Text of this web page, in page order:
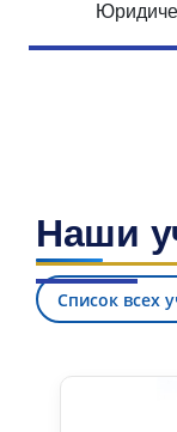
Наши
Список всех